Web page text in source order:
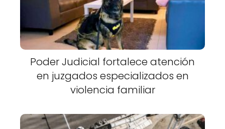
Poder Judicial fortalece atención
en juzgados especializados en
violencia familiar